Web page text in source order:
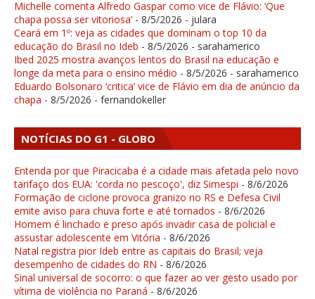
Michelle comenta Alfredo Gaspar como vice de Flávio: ‘Que
chapa possa ser vitoriosa’ - 8/5/2026 - julara
Ceará em 1º: veja as cidades que dominam o top 10 da
educação do Brasil no Ideb - 8/5/2026 - sarahamerico
Ibed 2025 mostra avanços lentos do Brasil na educação e
longe da meta para o ensino médio - 8/5/2026 - sarahamerico
Eduardo Bolsonaro ‘critica’ vice de Flávio em dia de anúncio da
chapa - 8/5/2026 - fernandokeller
NOTÍCIAS DO G1 - GLOBO
Entenda por que Piracicaba é a cidade mais afetada pelo novo
tarifaço dos EUA: 'corda no pescoço', diz Simespi - 8/6/2026
Formação de ciclone provoca granizo no RS e Defesa Civil
emite aviso para chuva forte e até tornados - 8/6/2026
Homem é linchado e preso após invadir casa de policial e
assustar adolescente em Vitória - 8/6/2026
Natal registra pior Ideb entre as capitais do Brasil; veja
desempenho de cidades do RN - 8/6/2026
Sinal universal de socorro: o que fazer ao ver gesto usado por
vítima de violência no Paraná - 8/6/2026